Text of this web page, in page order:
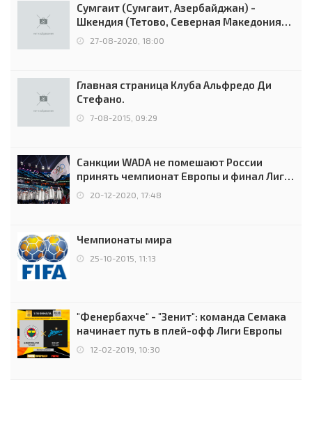
Сумгаит (Сумгаит, Азербайджан) -
Шкендия (Тетово, Северная Македония) -
0:2 (0:0)
27-08-2020, 18:00
Главная страница Клуба Альфредо Ди
Стефано.
7-08-2015, 09:29
Санкции WADA не помешают России
принять чемпионат Европы и финал Лиги
чемпионов.
20-12-2020, 17:48
Чемпионаты мира
25-10-2015, 11:13
"Фенербахче" - "Зенит": команда Семака
начинает путь в плей-офф Лиги Европы
12-02-2019, 10:30